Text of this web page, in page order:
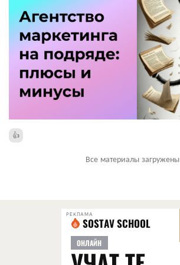
Все материалы загружены
РЕКЛАМА